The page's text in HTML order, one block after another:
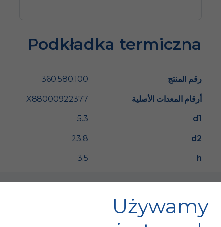
Podkładka termiczna
رقم المنتج 360.580.100
أرقام المعدات الأصلية X88000922377
d1
5.3
d2
23.8
h
3.5
Używamy